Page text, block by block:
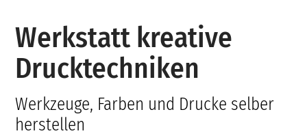
Werkstatt kreative
Drucktechniken
Werkzeuge, Farben und Drucke selber
herstellen